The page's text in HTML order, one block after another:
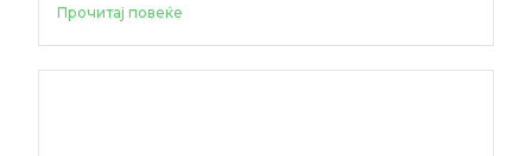
Прочитај повеќе